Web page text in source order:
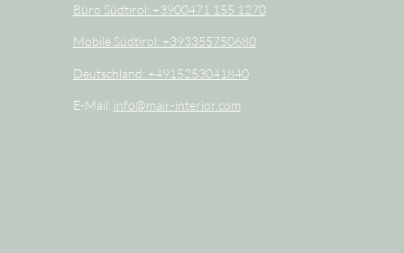
Büro Südtirol: +3900471 155 1270
Mobile Südtirol: +393355750680
Deutschland: +4915253041840
E-Mail: info@mair-interior.com